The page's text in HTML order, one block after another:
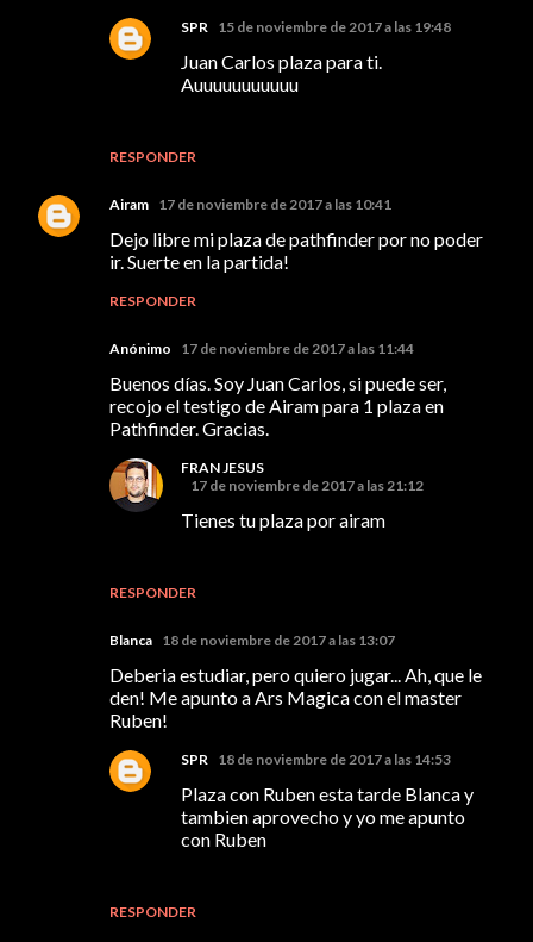
RESPONDER
SPR 15 de noviembre de 2017 a las 19:48
Juan Carlos plaza para ti.
Auuuuuuuuuuu
Airam 17 de noviembre de 2017 a las 10:41
Dejo libre mi plaza de pathfinder por no poder
ir. Suerte en la partida!
RESPONDER
Anónimo 17 de noviembre de 2017 a las 11:44
Buenos días. Soy Juan Carlos, si puede ser,
recojo el testigo de Airam para 1 plaza en
Pathfinder. Gracias.
RESPONDER
FRAN JESUS
17 de noviembre de 2017 a las 21:12
Tienes tu plaza por airam
Blanca 18 de noviembre de 2017 a las 13:07
Deberia estudiar, pero quiero jugar... Ah, que le
den! Me apunto a Ars Magica con el master
Ruben!
RESPONDER
SPR 18 de noviembre de 2017 a las 14:53
Plaza con Ruben esta tarde Blanca y
tambien aprovecho y yo me apunto
con Ruben